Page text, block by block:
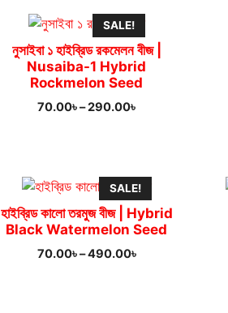
130.00৳.90.00৳.
SALE!
নুসাইবা ১ হাইব্রিড রকমেলন বীজ |
Nusaiba-1 Hybrid
Rockmelon Seed
70.00৳–290.00৳Price
290.00৳
SALE!
হাইব্রিড কালো তরমুজ বীজ | Hybrid
Black Watermelon Seed
70.00৳–490.00৳Price